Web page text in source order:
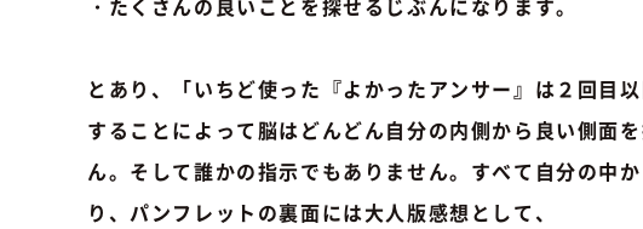
・たくさんの良いことを探せるじぶんになります。
とあり、「いちど使った『よかったアンサー』は２回目
することによって脳はどんどん自分の内側から良い側面
ん。そして誰かの指示でもありません。すべて自分の中
り、パンフレットの裏面には大人版感想として、